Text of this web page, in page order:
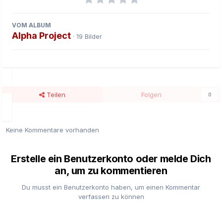
VOM ALBUM
Alpha Project · 19 Bilder
Teilen Folgen 0
Keine Kommentare vorhanden
Erstelle ein Benutzerkonto oder melde Dich
an, um zu kommentieren
Du musst ein Benutzerkonto haben, um einen Kommentar
verfassen zu können